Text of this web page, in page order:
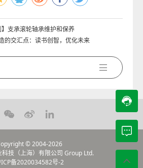
】支承滚轮轴承维护和保养
的交汇点：读书创智，优化未来
© 2004-2026
技（上海）有限公司 Group Ltd.
备2020034582号-2